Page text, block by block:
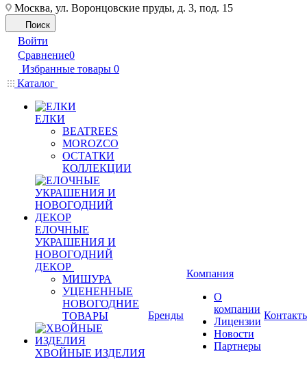
Москва, ул. Воронцовские пруды, д. 3, под. 15
Поиск
Войти
Сравнение0
Избранные товары 0
Каталог
ЕЛКИ
BEATREES
MOROZCO
ОСТАТКИ
КОЛЛЕКЦИИ
ЕЛОЧНЫЕ
УКРАШЕНИЯ И
НОВОГОДНИЙ
ДЕКОР
МИШУРА
УЦЕНЕННЫЕ
НОВОГОДНИЕ
ТОВАРЫ
ХВОЙНЫЕ ИЗДЕЛИЯ
Бренды
Компания
О
компании
Лицензии
Новости
Партнеры